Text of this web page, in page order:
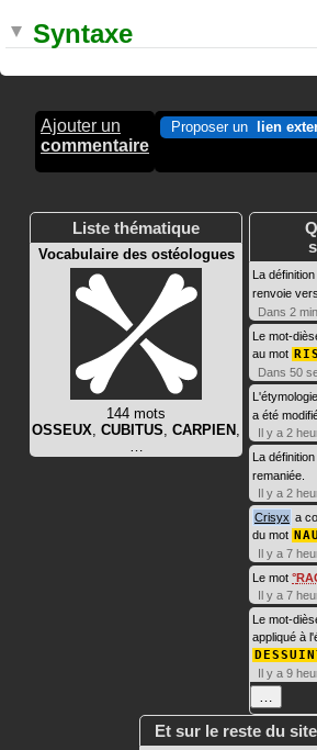
Syntaxe
Ajouter un
commentaire
Proposer un lien
Liste thématique
Vocabulaire des ostéologues
144 mots
OSSEUX CUBITUS CARPIEN
La
renvoie vers
Dans 2
Le mot-
au mot RIS
Dans 50
a été
Il y a 2
La
remaniée.
Il y a 2
Crisyx a
du mot
Il y a 7
Le mot
Il y a 7
Le mot-
appliqué à
Il y a 9
Et sur le reste du